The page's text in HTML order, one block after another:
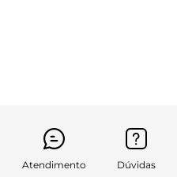
Atendimento Dúvidas